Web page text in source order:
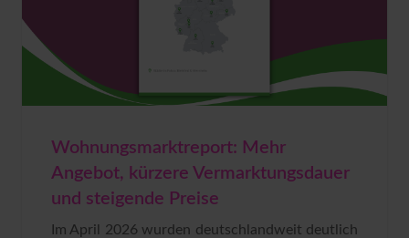
Wohnungsmarktreport: Mehr
Angebot, kürzere Vermarktungsdauer
und steigende Preise
Im April 2026 wurden deutschlandweit deutlich